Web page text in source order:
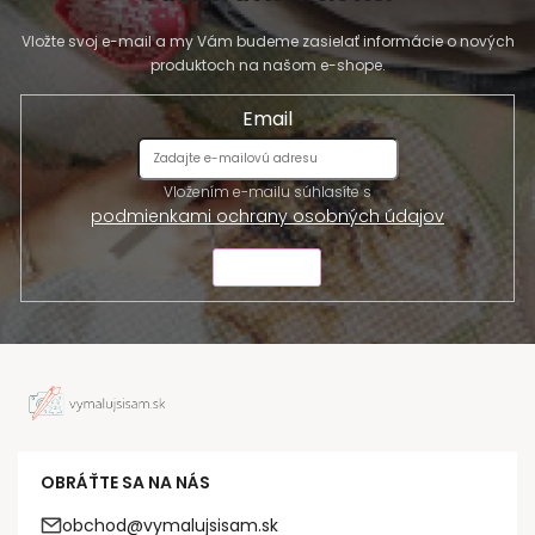
Vložte svoj e-mail a my Vám budeme zasielať informácie o nových
produktoch na našom e-shope.
Email
Vložením e-mailu súhlasíte s
podmienkami ochrany osobných údajov
OBRÁŤTE SA NA NÁS
obchod@vymalujsisam.sk